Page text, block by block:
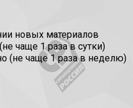
новых материалов
чаще 1 раза в сутки)
(не чаще 1 раза в неделю)